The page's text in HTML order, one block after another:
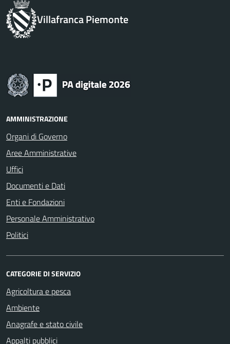
Villafranca Piemonte
AMMINISTRAZIONE
Organi di Governo
Aree Amministrative
Uffici
Documenti e Dati
Enti e Fondazioni
Personale Amministrativo
Politici
CATEGORIE DI SERVIZIO
Agricoltura e pesca
Ambiente
Anagrafe e stato civile
Appalti pubblici